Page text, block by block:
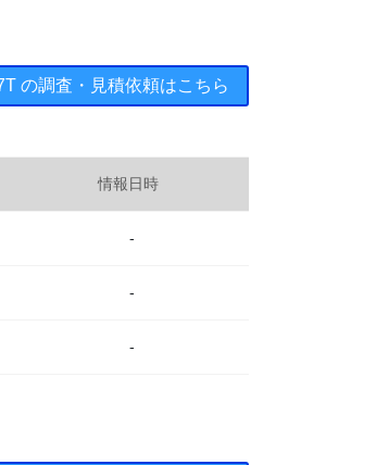
の調査・見積依頼はこちら
情報日時
-
-
-